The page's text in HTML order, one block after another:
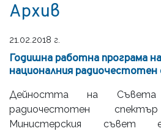
Архив
21.02.2018 г.
Годишна работна програма
националния
Дейността на Съвета
радиочестотен
Министерския